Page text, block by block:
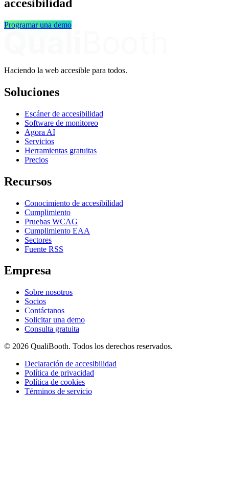
accesibilidad
Programar una demo
Haciendo la web accesible para todos.
Soluciones
Escáner de accesibilidad
Software de monitoreo
Agora AI
Servicios
Herramientas gratuitas
Precios
Recursos
Conocimiento de accesibilidad
Cumplimiento
Pruebas WCAG
Cumplimiento EAA
Sectores
Fuente RSS
Empresa
Sobre nosotros
Socios
Contáctanos
Solicitar una demo
Consulta gratuita
© 2026 QualiBooth. Todos los derechos reservados.
Declaración de accesibilidad
Política de privacidad
Política de cookies
Términos de servicio